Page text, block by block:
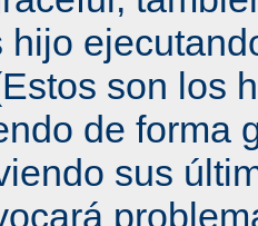
hijo
son los
de forma
sus